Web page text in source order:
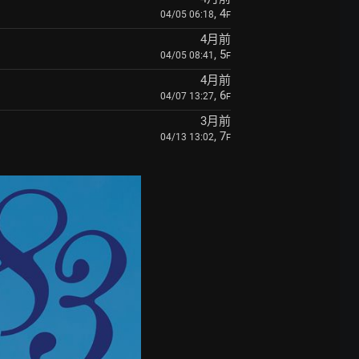
04/05 06:18, 4F
4月前
04/05 08:41 , 5F
4月前
04/07 13:27, 6F
3月前
04/13 13:02, 7F